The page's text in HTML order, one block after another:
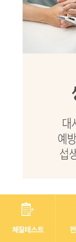
체질테스트